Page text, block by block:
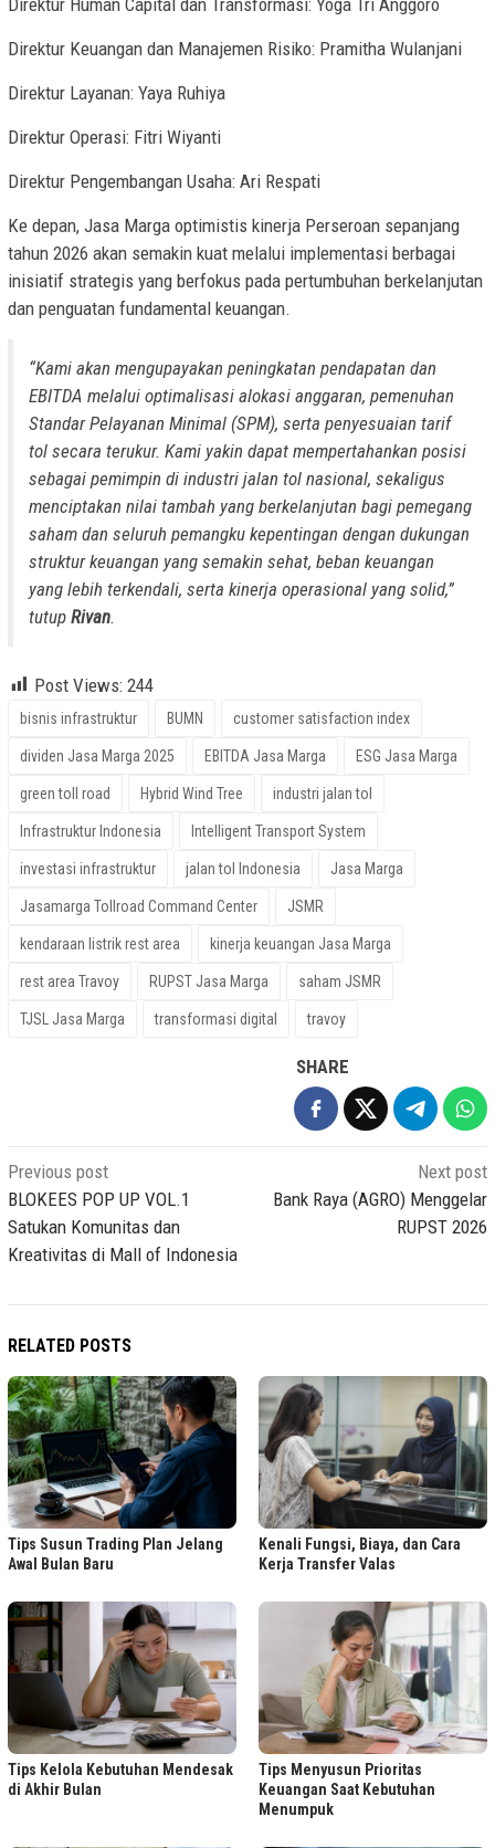
Direktur Keuangan dan Manajemen Risiko: Pramitha Wulanjani
Direktur Layanan: Yaya Ruhiya
Direktur Operasi: Fitri Wiyanti
Direktur Pengembangan Usaha: Ari Respati
Ke depan, Jasa Marga optimistis kinerja Perseroan sepanjang
tahun 2026 akan semakin kuat melalui implementasi berbagai
inisiatif strategis yang berfokus pada pertumbuhan berkelanjutan
dan penguatan fundamental keuangan.
“Kami akan mengupayakan peningkatan pendapatan dan
EBITDA melalui optimalisasi alokasi anggaran, pemenuhan
Standar Pelayanan Minimal (SPM), serta penyesuaian tarif
tol secara terukur. Kami yakin dapat mempertahankan posisi
sebagai pemimpin di industri jalan tol nasional, sekaligus
menciptakan nilai tambah yang berkelanjutan bagi pemegang
saham dan seluruh pemangku kepentingan dengan dukungan
struktur keuangan yang semakin sehat, beban keuangan
yang lebih terkendali, serta kinerja operasional yang solid,”
tutup Rivan.
Post Views: 244
bisnis infrastruktur BUMN customer satisfaction index
dividen Jasa Marga 2025 EBITDA Jasa Marga ESG Jasa Marga
green toll road Hybrid Wind Tree industri jalan tol
Infrastruktur Indonesia Intelligent Transport System
investasi infrastruktur jalan tol Indonesia Jasa Marga
Jasamarga Tollroad Command Center JSMR
kendaraan listrik rest area kinerja keuangan Jasa Marga
rest area Travoy RUPST Jasa Marga saham JSMR
TJSL Jasa Marga transformasi digital travoy
SHARE
Post
navigation
Previous post
BLOKEES POP UP VOL.1
Satukan Komunitas dan
Kreativitas di Mall of Indonesia
Next post
Bank Raya (AGRO) Menggelar
RUPST 2026
RELATED POSTS
Tips Susun Trading Plan Jelang
Awal Bulan Baru
Kenali Fungsi, Biaya, dan Cara
Kerja Transfer Valas
Tips Kelola Kebutuhan Mendesak
di Akhir Bulan
Tips Menyusun Prioritas
Keuangan Saat Kebutuhan
Menumpuk